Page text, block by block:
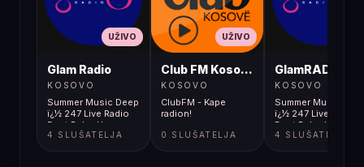
UŽIVO
Glam Radio
KOSOVO
Summer Music Deep
ï¿½ 247 Live Radio
Best Relax Hou
4 SLUŠATELJA
UŽIVO
Club FM Kosovë
KOSOVO
ClubFM - Kape
radion!
0 SLUŠATELJA
GlamRADIO
KOSOVO
Summer Music
ï¿½ 247 Live Radio
Best Relax Hou
4 SLUŠATELJA